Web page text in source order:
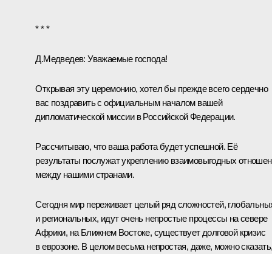
* * *
Д.Медведев: Уважаемые господа!
Открывая эту церемонию, хотел бы прежде всего сердечно
вас поздравить с официальным началом вашей
дипломатической миссии в Российской Федерации.
Рассчитываю, что ваша работа будет успешной. Её
результаты послужат укреплению взаимовыгодных
между нашими странами.
Сегодня мир переживает целый ряд сложностей,
и региональных, идут очень непростые процессы на севере
Африки, на Ближнем Востоке, существует долговой кризис
в еврозоне. В целом весьма непростая, даже, можно